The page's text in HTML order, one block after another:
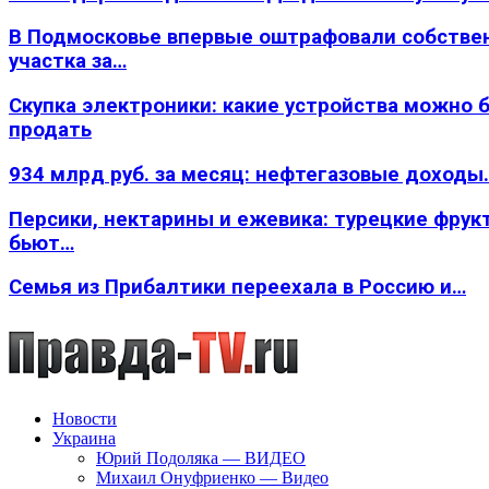
В Подмосковье впервые оштрафовали
участка за…
Скупка электроники: какие устройства можно
продать
934 млрд руб. за месяц: нефтегазовые
Персики, нектарины и ежевика: турецкие
бьют…
Семья из Прибалтики переехала в Россию и…
Новости
Украина
Юрий Подоляка — ВИДЕО
Михаил Онуфриенко — Видео